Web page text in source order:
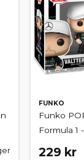
FUNKO
Funko
Formula 1
229 kr